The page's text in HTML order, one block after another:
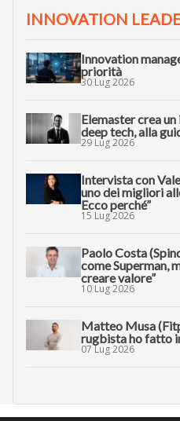
INNOVATION
Innovation
priorità
30 Lug 2026
Elemaster crea
deep tech, alla
29 Lug 2026
Intervista con
uno dei migliori
Ecco perché”
15 Lug 2026
Paolo Costa
come Superman,
creare valore”
10 Lug 2026
Matteo Musa
rugbista ho fatto
07 Lug 2026